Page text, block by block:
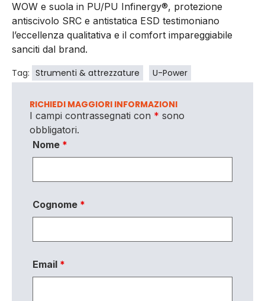
WOW e suola in PU/PU Infinergy®, protezione
antiscivolo SRC e antistatica ESD testimoniano
l’eccellenza qualitativa e il comfort impareggiabile
sanciti dal brand.
Tag: Strumenti & attrezzature U-Power
RICHIEDI MAGGIORI INFORMAZIONI
I campi contrassegnati con * sono
obbligatori.
Nome *
Cognome *
Email *